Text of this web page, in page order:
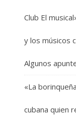
Club El
y los músicos
Algunos
«La
cubana quien